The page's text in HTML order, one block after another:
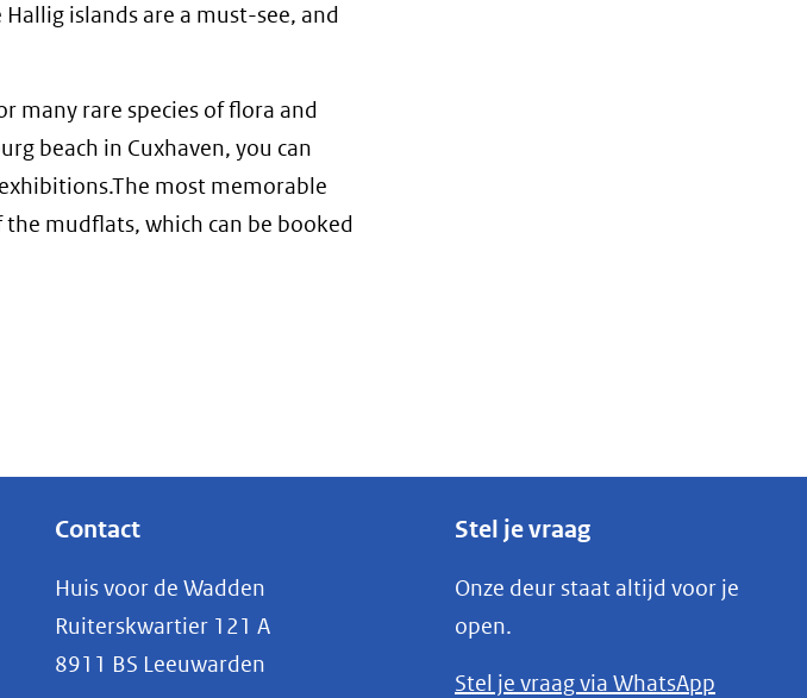
islands are a must-see, and
many rare species of flora and
beach in Cuxhaven, you can
most memorable
mudflats, which can be booked
Contact
Huis voor de Wadden
Ruiterskwartier 121 A
8911 BS Leeuwarden
Stel je vraag
Onze deur staat altijd voor je
open.
Stel je vraag via WhatsApp